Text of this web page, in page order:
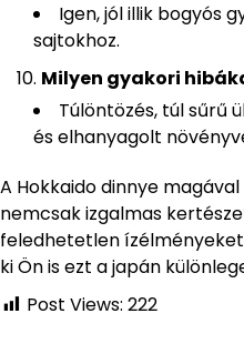
Igen, jól illik bogyós
sajtokhoz.
Milyen gyakori
Túlöntözés, túl sűrű
és elhanyagolt
A Hokkaido dinnye
nemcsak izgalmas
feledhetetlen
ki Ön is ezt a japán
Post Views: 222